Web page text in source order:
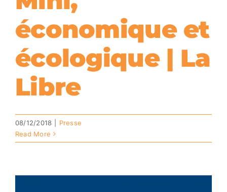
économique et
écologique | La
Libre
08/12/2018
Presse
Read More